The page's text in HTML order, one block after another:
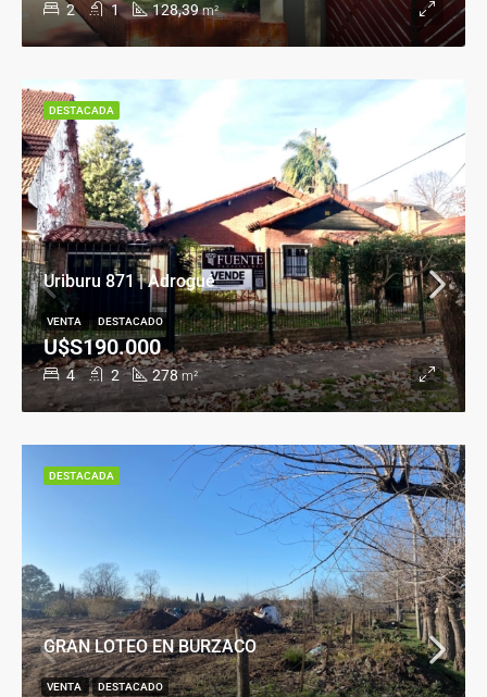
2 1 128,39 m²
Uriburu 871 | Adrogué
4 2 278 m²
U$S190.000
VENTA DESTACADO
DESTACADA
GRAN LOTEO EN BURZACO
VENTA DESTACADO
DESTACADA